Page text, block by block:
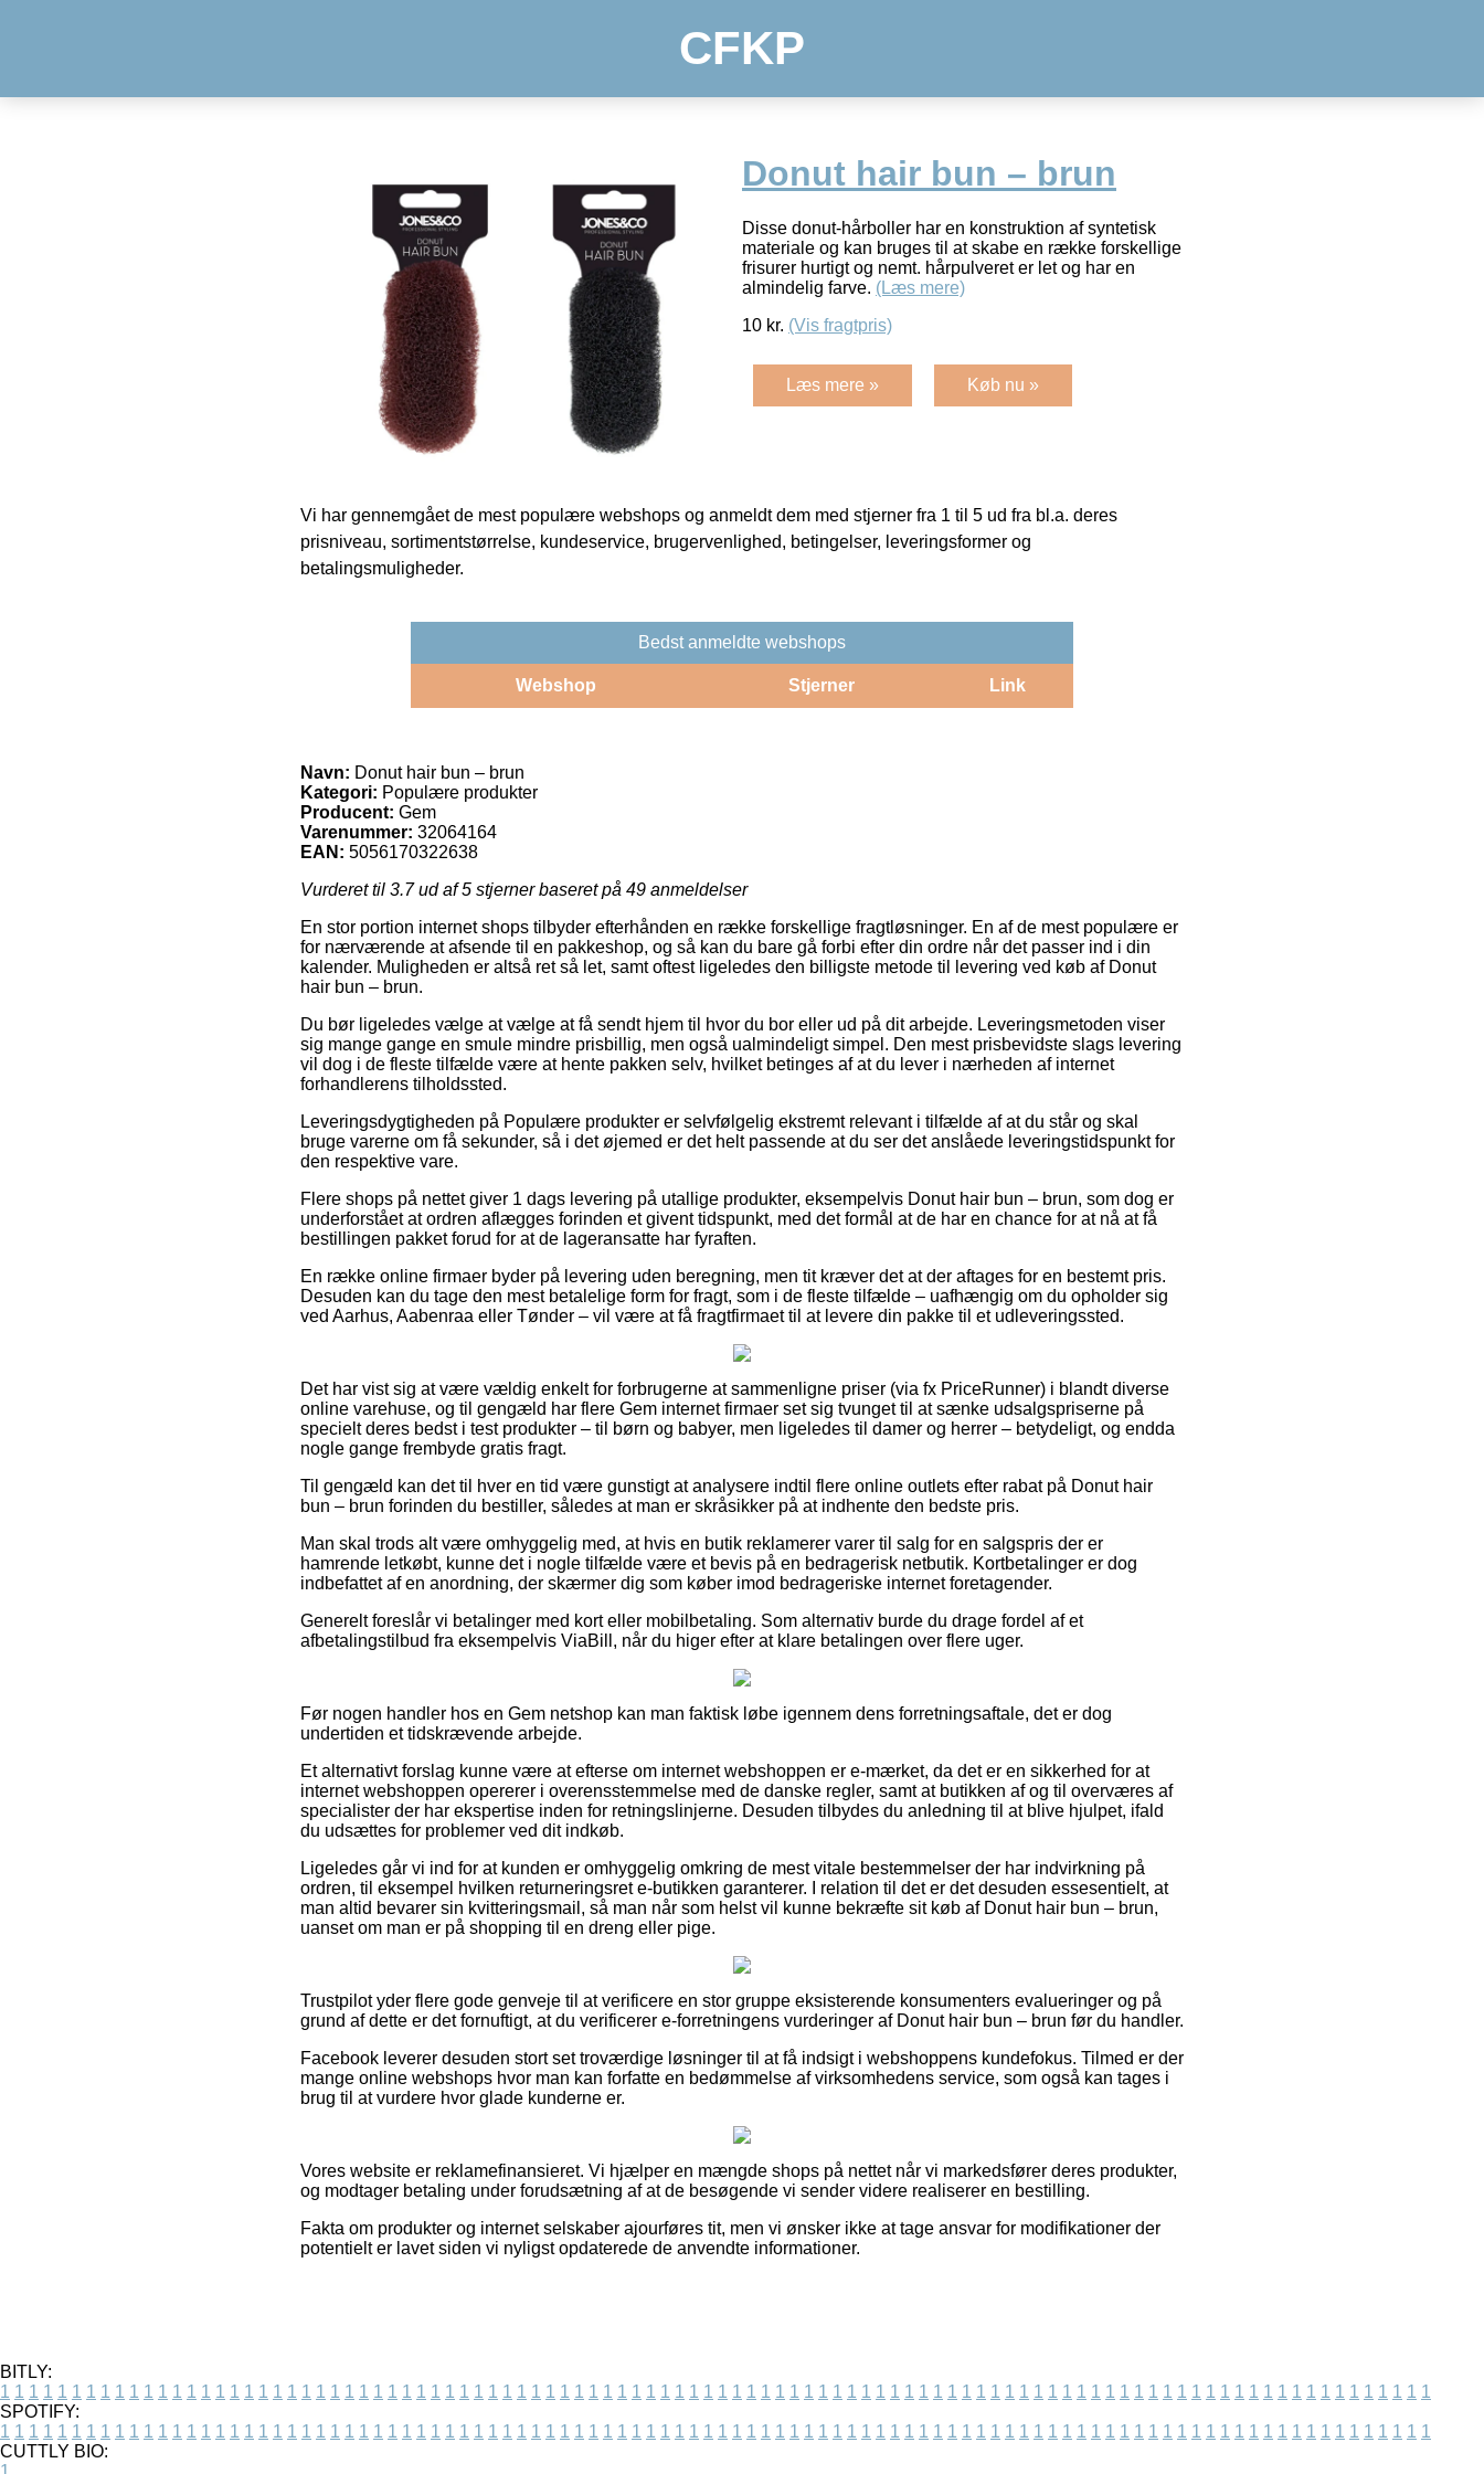
CFKP
Donut hair bun – brun
Disse donut-hårboller har en konstruktion af syntetisk
materiale og kan bruges til at skabe en række forskellige
frisurer hurtigt og nemt. hårpulveret er let og har en
almindelig farve. (Læs mere)
10 kr. (Vis fragtpris)
Læs mere » Køb nu »
Vi har gennemgået de mest populære webshops og anmeldt dem med stjerner fra 1 til 5 ud fra bl.a. deres
prisniveau, sortimentstørrelse, kundeservice, brugervenlighed, betingelser, leveringsformer og
betalingsmuligheder.
Bedst anmeldte webshops
Webshop Stjerner Link
Navn: Donut hair bun – brun
Kategori: Populære produkter
Producent: Gem
Varenummer: 32064164
EAN: 5056170322638
Vurderet til 3.7ud af 5 stjerner baseret på 49 anmeldelser
En stor portion internet shops tilbyder efterhånden en række forskellige fragtløsninger. En af de mest populære er
for nærværende at afsende til en pakkeshop, og så kan du bare gå forbi efter din ordre når det passer ind i din
kalender. Muligheden er altså ret så let, samt oftest ligeledes den billigste metode til levering ved køb af Donut
hair bun – brun.
Du bør ligeledes vælge at vælge at få sendt hjem til hvor du bor eller ud på dit arbejde. Leveringsmetoden viser
sig mange gange en smule mindre prisbillig, men også ualmindeligt simpel. Den mest prisbevidste slags levering
vil dog i de fleste tilfælde være at hente pakken selv, hvilket betinges af at du lever i nærheden af internet
forhandlerens tilholdssted.
Leveringsdygtigheden på Populære produkter er selvfølgelig ekstremt relevant i tilfælde af at du står og skal
bruge varerne om få sekunder, så i det øjemed er det helt passende at du ser det anslåede leveringstidspunkt for
den respektive vare.
Flere shops på nettet giver 1 dags levering på utallige produkter, eksempelvis Donut hair bun – brun, som dog er
underforstået at ordren aflægges forinden et givent tidspunkt, med det formål at de har en chance for at nå at få
bestillingen pakket forud for at de lageransatte har fyraften.
En række online firmaer byder på levering uden beregning, men tit kræver det at der aftages for en bestemt pris.
Desuden kan du tage den mest betalelige form for fragt, som i de fleste tilfælde – uafhængig om du opholder sig
ved Aarhus, Aabenraa eller Tønder – vil være at få fragtfirmaet til at levere din pakke til et udleveringssted.
Det har vist sig at være vældig enkelt for forbrugerne at sammenligne priser (via fx PriceRunner) i blandt diverse
online varehuse, og til gengæld har flere Gem internet firmaer set sig tvunget til at sænke udsalgspriserne på
specielt deres bedst i test produkter – til børn og babyer, men ligeledes til damer og herrer – betydeligt, og endda
nogle gange frembyde gratis fragt.
Til gengæld kan det til hver en tid være gunstigt at analysere indtil flere online outlets efter rabat på Donut hair
bun – brun forinden du bestiller, således at man er skråsikker på at indhente den bedste pris.
Man skal trods alt være omhyggelig med, at hvis en butik reklamerer varer til salg for en salgspris der er
hamrende letkøbt, kunne det i nogle tilfælde være et bevis på en bedragerisk netbutik. Kortbetalinger er dog
indbefattet af en anordning, der skærmer dig som køber imod bedrageriske internet foretagender.
Generelt foreslår vi betalinger med kort eller mobilbetaling. Som alternativ burde du drage fordel af et
afbetalingstilbud fra eksempelvis ViaBill, når du higer efter at klare betalingen over flere uger.
Før nogen handler hos en Gem netshop kan man faktisk løbe igennem dens forretningsaftale, det er dog
undertiden et tidskrævende arbejde.
Et alternativt forslag kunne være at efterse om internet webshoppen er e-mærket, da det er en sikkerhed for at
internet webshoppen opererer i overensstemmelse med de danske regler, samt at butikken af og til overværes af
specialister der har ekspertise inden for retningslinjerne. Desuden tilbydes du anledning til at blive hjulpet, ifald
du udsættes for problemer ved dit indkøb.
Ligeledes går vi ind for at kunden er omhyggelig omkring de mest vitale bestemmelser der har indvirkning på
ordren, til eksempel hvilken returneringsret e-butikken garanterer. I relation til det er det desuden essesentielt, at
man altid bevarer sin kvitteringsmail, så man når som helst vil kunne bekræfte sit køb af Donut hair bun – brun,
uanset om man er på shopping til en dreng eller pige.
Trustpilot yder flere gode genveje til at verificere en stor gruppe eksisterende konsumenters evalueringer og på
grund af dette er det fornuftigt, at du verificerer e-forretningens vurderinger af Donut hair bun – brun før du handler.
Facebook leverer desuden stort set troværdige løsninger til at få indsigt i webshoppens kundefokus. Tilmed er der
mange online webshops hvor man kan forfatte en bedømmelse af virksomhedens service, som også kan tages i
brug til at vurdere hvor glade kunderne er.
Vores website er reklamefinansieret. Vi hjælper en mængde shops på nettet når vi markedsfører deres produkter,
og modtager betaling under forudsætning af at de besøgende vi sender videre realiserer en bestilling.
Fakta om produkter og internet selskaber ajourføres tit, men vi ønsker ikke at tage ansvar for modifikationer der
potentielt er lavet siden vi nyligst opdaterede de anvendte informationer.
BITLY:
1 1 1 1 1 1 1 1 1 1 1 1 1 1 1 1 1 1 1 1 1 1 1 1 1 1 1 1 1 1 1 1 1 1 1 1 1 1 1 1 1 1 1 1 1 1 1 1 1 1 1 1 1 1 1 1 1 1 1 1 1 1 1 1 1 1 1 1 1 1 1 1 1 1 1 1 1 1 1 1 1 1 1 1 1 1 1 1 1 1 1 1 1 1 1 1 1 1 1 1
SPOTIFY:
1 1 1 1 1 1 1 1 1 1 1 1 1 1 1 1 1 1 1 1 1 1 1 1 1 1 1 1 1 1 1 1 1 1 1 1 1 1 1 1 1 1 1 1 1 1 1 1 1 1 1 1 1 1 1 1 1 1 1 1 1 1 1 1 1 1 1 1 1 1 1 1 1 1 1 1 1 1 1 1 1 1 1 1 1 1 1 1 1 1 1 1 1 1 1 1 1 1 1 1
CUTTLY BIO: